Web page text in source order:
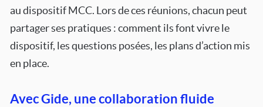
au dispositif MCC. Lors de ces réunions, chacun peut
partager ses pratiques : comment ils font vivre le
dispositif, les questions posées, les plans d’action mis
en place.
Avec Gide, une collaboration fluide